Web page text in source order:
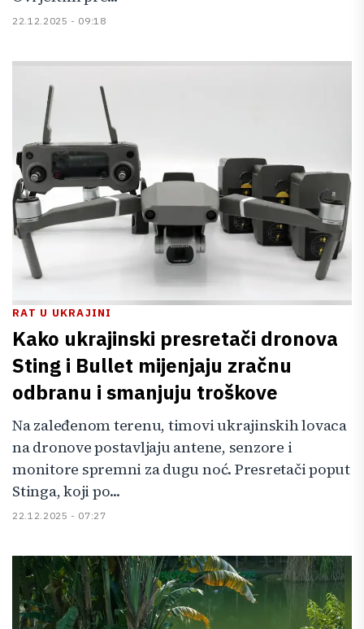
22.12.2025 - 09:18
RAT U UKRAJINI
Kako ukrajinski presretači dronova
Sting i Bullet mijenjaju zračnu
odbranu i smanjuju troškove
Na zaleđenom terenu, timovi ukrajinskih lovaca
na dronove postavljaju antene, senzore i
monitore spremni za dugu noć. Presretači poput
Stinga, koji po...
22.12.2025 - 07:27